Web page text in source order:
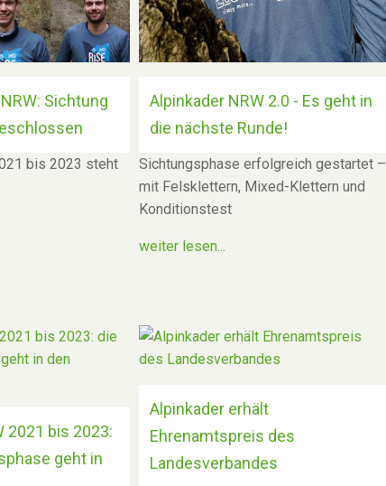
Sichtung
bis 2023 steht
Alpinkader NRW 2.0 - Es geht in
die nächste Runde!
Sichtungsphase erfolgreich gestartet –
mit Felsklettern, Mixed-Klettern und
Konditionstest
weiter lesen...
2021 bis 2023:
geht in
Alpinkader erhält
Ehrenamtspreis des
Landesverbandes